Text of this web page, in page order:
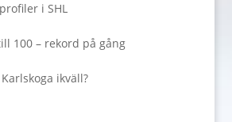
i SHL
100 – rekord på gång
ikväll?